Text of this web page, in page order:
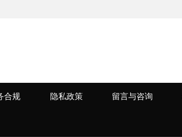
合规 隐私政策 留言与咨询